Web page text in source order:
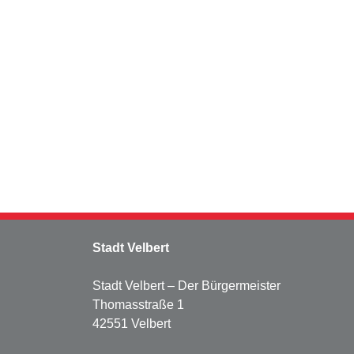
Stadt Velbert
Stadt Velbert – Der Bürgermeister
Thomasstraße 1
42551 Velbert